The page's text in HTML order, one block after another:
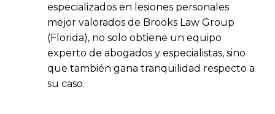
especializados en lesiones personales
mejor valorados de Brooks Law Group
(Florida), no solo obtiene un equipo
experto de abogados y especialistas, sino
que también gana tranquilidad respecto a
su caso.